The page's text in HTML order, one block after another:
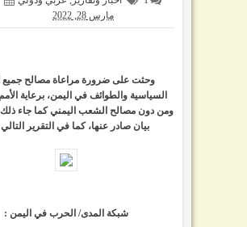
مارس 28, 2022
وحثت على ضرورة مراعاة مصالح جميع
السياسية والطوائف في اليمن، برعاية
ومن دون مصالح الشعب اليمني كما جاء
بيان صادر عنها، كما في التقرير التالي
شبكة المدى/ الحرب في اليمن :